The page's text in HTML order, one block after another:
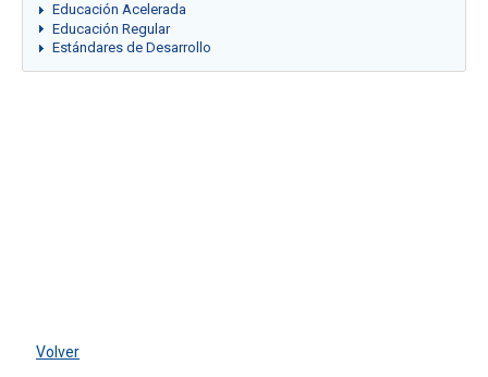
Educación Acelerada
Educación Regular
Estándares de Desarrollo
Volver